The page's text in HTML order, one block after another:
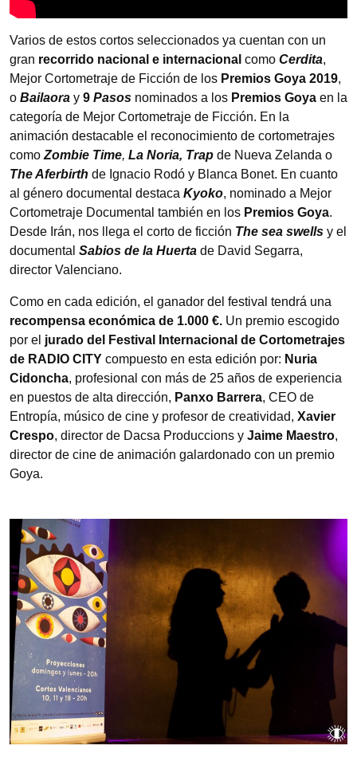
Varios de estos cortos seleccionados ya cuentan con un
gran recorrido nacional e internacional como Cerdita,
Mejor Cortometraje de Ficción de los Premios Goya 2019,
o Bailaora y 9 Pasos nominados a los Premios Goya en la
categoría de Mejor Cortometraje de Ficción. En la
animación destacable el reconocimiento de cortometrajes
como Zombie Time, La Noria, Trap de Nueva Zelanda o
The Aferbirth de Ignacio Rodó y Blanca Bonet. En cuanto
al género documental destaca Kyoko, nominado a Mejor
Cortometraje Documental también en los Premios Goya.
Desde Irán, nos llega el corto de ficción The sea swells y el
documental Sabios de la Huerta de David Segarra,
director Valenciano.
Como en cada edición, el ganador del festival tendrá una
recompensa económica de 1.000 €. Un premio escogido
por el jurado del Festival Internacional de Cortometrajes
de RADIO CITY compuesto en esta edición por: Nuria
Cidoncha, profesional con más de 25 años de experiencia
en puestos de alta dirección, Panxo Barrera, CEO de
Entropía, músico de cine y profesor de creatividad, Xavier
Crespo, director de Dacsa Produccions y Jaime Maestro,
director de cine de animación galardonado con un premio
Goya.